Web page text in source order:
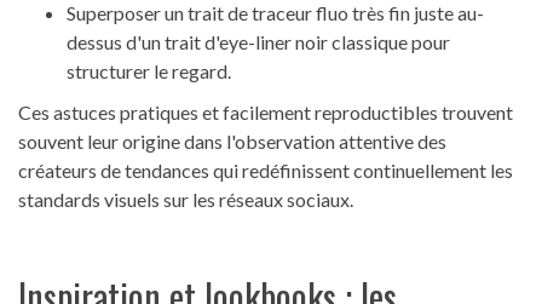
Superposer un trait de traceur fluo très fin juste au-
dessus d'un trait d'eye-liner noir classique pour
structurer le regard.
Ces astuces pratiques et facilement reproductibles trouvent
souvent leur origine dans l'observation attentive des
créateurs de tendances qui redéfinissent continuellement les
standards visuels sur les réseaux sociaux.